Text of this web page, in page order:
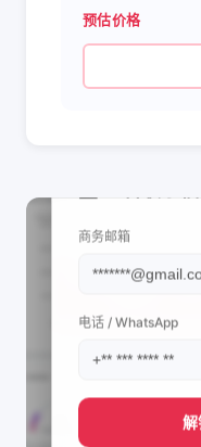
预估价格
商务邮箱
电话 / WhatsApp
解